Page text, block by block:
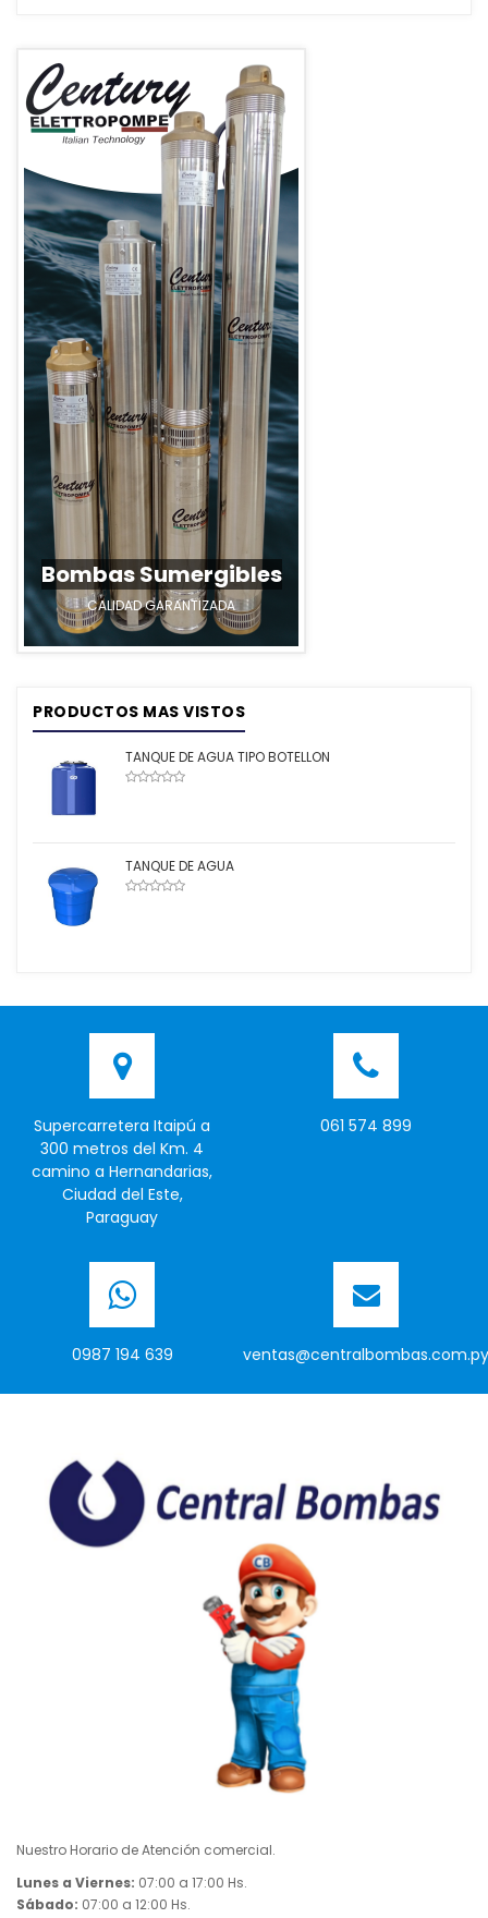
Sumergibles
GARANTIZADA
PRODUCTOS MAS VISTOS
TANQUE DE AGUA TIPO BOTELLON
TANQUE DE AGUA
Supercarretera Itaipú a
300 metros del Km. 4
camino a Hernandarias,
Ciudad del Este,
Paraguay
061 574 899
0987 194 639 ventas@centralbombas.com.py
Nuestro Horario de Atención comercial.
Lunes a Viernes: 07:00 a 17:00 Hs.
Sábado: 07:00 a 12:00 Hs.